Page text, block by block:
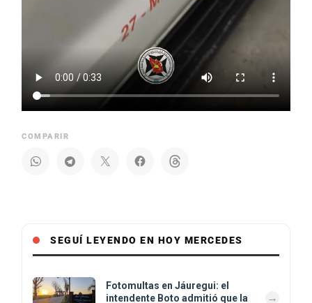
COMPARIR
SEGUÍ LEYENDO EN HOY MERCEDES
Fotomultas en Jáuregui: el
intendente Boto admitió que la